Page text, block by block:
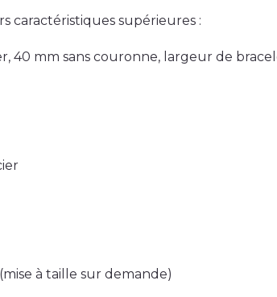
caractéristiques supérieures :
40 mm sans couronne, largeur de
à taille sur demande)